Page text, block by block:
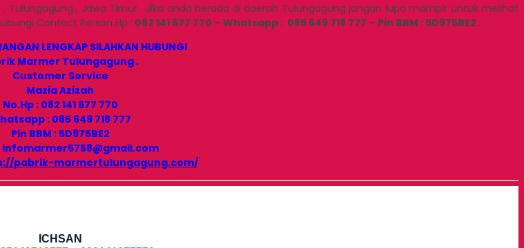
, Jawa Timur . Jika anda berada di daerah Tulungagung jangan lupa mampir untuk melihat
Contact Person Hp : 082 141 677 770 – Whatsapp : 085 649 718 777 – Pin BBM : 5D975BE2 .
LENGKAP SILAHKAN HUBUNGI
Marmer Tulungagung .
Customer Service
Mazia Azizah
No.Hp : 082 141 677 770
: 085 649 718 777
Pin BBM : 5D975BE2
infomarmer5758@gmail.com
pabrik-marmertulungagung.com/
ICHSAN